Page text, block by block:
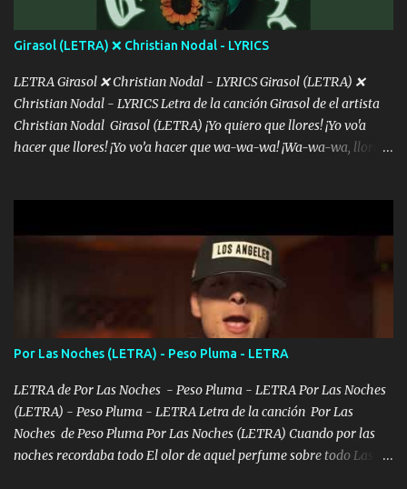
álbum's "José, vibras colores con la energía del diablo " ¿Si ...
Girasol (LETRA) ❌ Christian Nodal - LYRICS
LETRA Girasol ❌ Christian Nodal - LYRICS Girasol (LETRA) ❌
Christian Nodal - LYRICS Letra de la canción Girasol de el artista
Christian Nodal Girasol (LETRA) ¡Yo quiero que llores! ¡Yo vo'a
hacer que llores! ¡Yo vo’a hacer que wa-wa-wa! ¡Wa-wa-wa, llores!
intentas rimar Pobre payaso que usa a todo el mundo pa' conectar
con la gente Dices "Latino Gang" pero pisas a to'a tu gente Pa’ dar
mensajes, m'ijo, hay quе ser coherentеs Si tú no eres artista, al
menos se prudente Hoy me sabe a mierda, traigo un Balvin en los
dientes Por falta de empatía le toca ser resiliente ¿Acaso eres
consciente de los followers que mueves? Parcerito, abre los ojos y
ve el poder que tienes Otro chiste malo son los nombres de tus
álbum's "José, vibras colores con la energía del diablo " ¿Si ...
Por Las Noches (LETRA) - Peso Pluma - LETRA
LETRA de Por Las Noches - Peso Pluma - LETRA Por Las Noches
(LETRA) - Peso Pluma - LETRA Letra de la canción Por Las
Noches de Peso Pluma Por Las Noches (LETRA) Cuando por las
noches recordaba todo El olor de aquel perfume sobre todo Las